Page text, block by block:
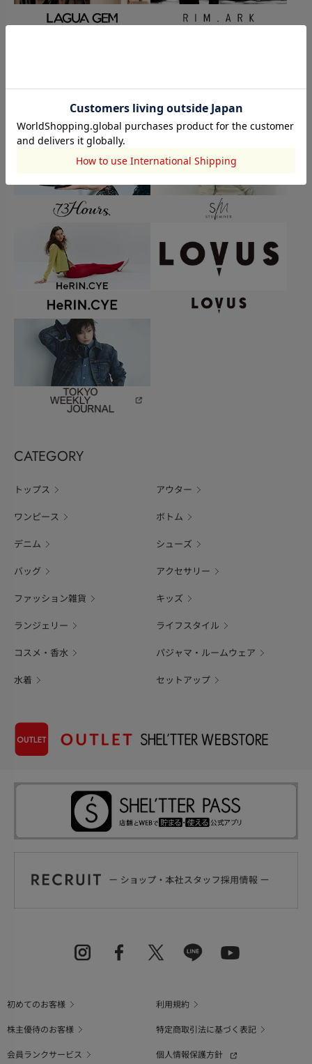
CATEGORY
トップス アウター
ワンピース ボトム
デニム シューズ
バッグ アクセサリー
ファッション雑貨 キッズ
ランジェリー ライフスタイル
コスメ・香水 パジャマ・ルームウェア
水着 セットアップ
初めてのお客様
利用規約
株主優待のお客様
特定商取引法に基づく表記
会員ランクサービス
個人情報保護方針